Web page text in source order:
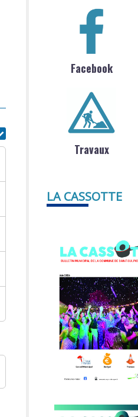
Facebook
Travaux
LA CASSOTTE